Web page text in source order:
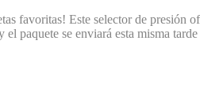
favoritas! Este selector de presión
paquete se enviará esta misma